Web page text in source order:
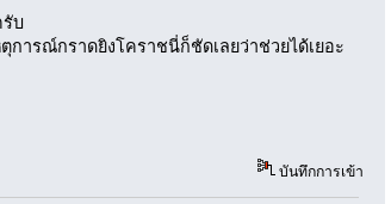
รับ
การณ์กราดยิงโคราชนี่ก็ชัดเลยว่าช่วยได้เยอะ
บันทึกการเข้า